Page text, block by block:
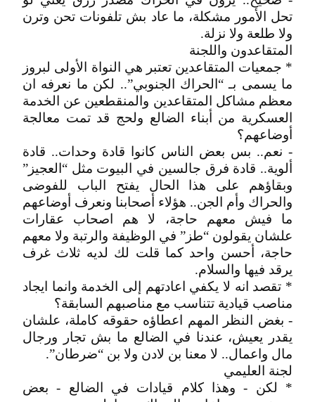
تحل الأمور مشكلة، ما عاد بش تلفونات تحن وترن
ولا طلعة ولا نزلة.
المتقاعدون واللجنة
* جمعيات المتقاعدين تعتبر هي النواة الأولى لبروز
ما يسمى بـ “الحراك الجنوبي”.. لكن ما نعرفه ان
معظم مشاكل المتقاعدين والمنقطعين عن الخدمة
العسكرية من أبناء الضالع ولحج قد تمت معالجة
أوضاعهم؟
- نعم.. بس بعض الناس كانوا قادة وحدات.. قادة
ألوية.. قادة فرق جالسين في البيوت مثل “العجيز”
وبقاؤهم على هذا الحال يفتح الباب للفوضى
والحراك وأم الجن.. هؤلاء أصحابنا ونعرف أوضاعهم
ما فيش معهم حاجة، لا هم اصحاب عقارات
علشان يقولون “طز” في الوظيفة والرتبة ولا معهم
حاجة، أحسن واحد كما قلت لك لديه ثلاث غرف
يرقد فيها والسلام.
* تقصد انه لا يكفي اعادتهم إلى الخدمة وانما ايجاد
مناصب قيادية تتناسب مع مناصبهم السابقة؟
- بغض النظر المهم اعطاؤه حقوقه كاملة، علشان
يقدر يعيش، عندنا في الضالع ما بش تجار ورجال
مال واعمال.. لا معنا بن لادن ولا بن “ضرطان”.
لجنة العليمي
* لكن - وهذا كلام قيادات في الضالع - بعض